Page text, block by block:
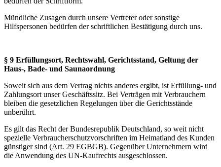
Mündliche Zusagen durch unsere Vertreter oder sonstige
Hilfspersonen bedürfen der schriftlichen Bestätigung durch uns.
§ 9 Erfüllungsort, Rechtswahl, Gerichtsstand, Geltung der
Haus-, Bade- und Saunaordnung
Soweit sich aus dem Vertrag nichts anderes ergibt, ist Erfüllung- und
Zahlungsort unser Geschäftssitz. Bei Verträgen mit Verbrauchern
bleiben die gesetzlichen Regelungen über die Gerichtsstände
unberührt.
Es gilt das Recht der Bundesrepublik Deutschland, so weit nicht
spezielle Verbraucherschutzvorschriften im Heimatland des Kunden
günstiger sind (Art. 29 EGBGB). Gegenüber Unternehmern wird
die Anwendung des UN-Kaufrechts ausgeschlossen.